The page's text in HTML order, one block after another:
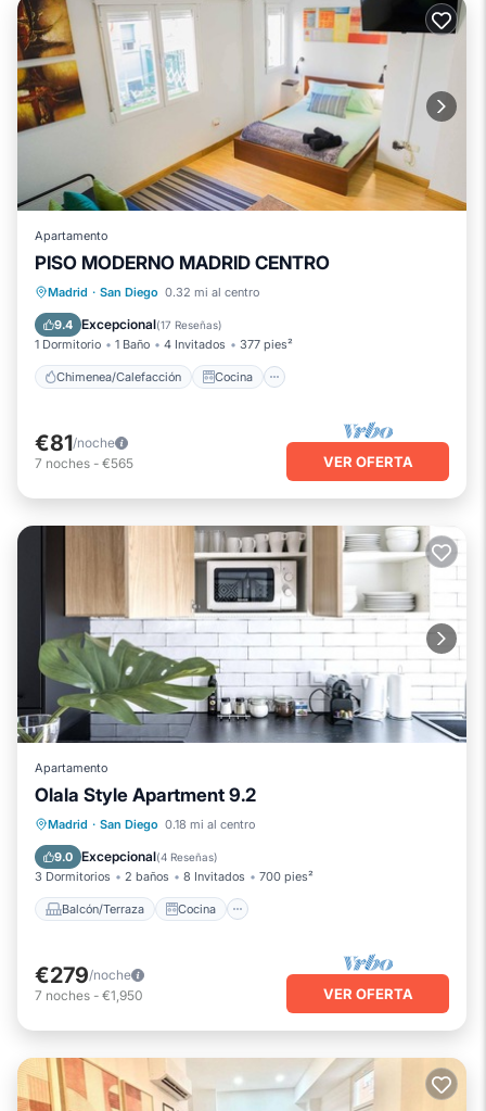
Apartamento
PISO MODERNO MADRID CENTRO
Madrid · San Diego 0.32 mi al centro
9.4 Excepcional(17 Reseñas)
1 Dormitorio 1 Baño 4 Invitados 377 pies²
Chimenea/Calefacción Cocina
Chimenea/Calefacción
Aparcamiento
€81/noche
7 noches - €565 VER OFERTA
Apartamento
Olala Style Apartment 9.2
Madrid · San Diego 0.18 mi al centro
9.0 Excepcional(4 Reseñas)
3 Dormitorios 2 baños 8 Invitados 700 pies²
Balcón/Terraza Cocina
Balcón/Terraza
Cocina
Aparcamiento
€279/noche
7 noches - €1,950 VER OFERTA